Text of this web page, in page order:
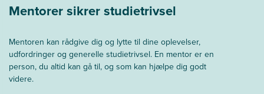
Mentorer sikrer studietrivsel
Mentoren kan rådgive dig og lytte til dine oplevelser,
udfordringer og generelle studietrivsel. En mentor er en
person, du altid kan gå til, og som kan hjælpe dig godt
videre.